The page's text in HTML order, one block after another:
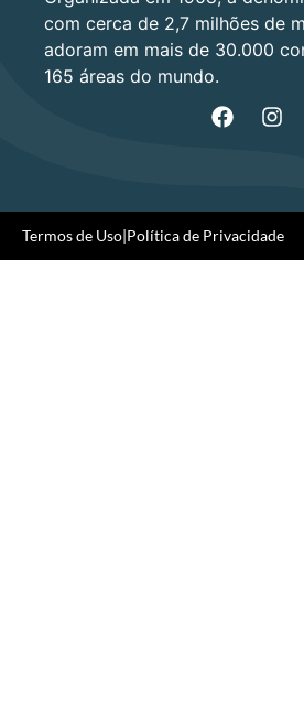
com cerca de 2,7 milhões de
adoram em mais de 30.000
165 áreas do mundo.
Termos de Uso|Política de Privacidade